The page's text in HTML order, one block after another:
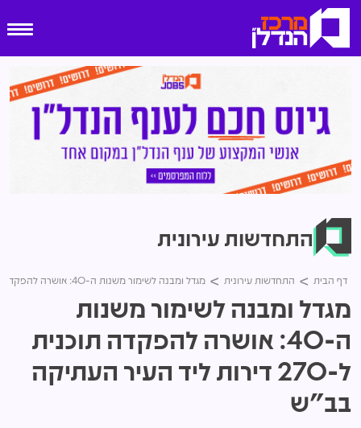
התחדשות עירונית
דף הבית התחדשות עירונית מגדל ומבנה לשימור משנות ה-40: אושרה להפקדה תוכנית ל-270 דירות ליד העיר העתיקה בב"ש
מגדל ומבנה לשימור משנות
ה-40: אושרה להפקדה תוכנית
ל-270 דירות ליד העיר העתיקה
בב"ש